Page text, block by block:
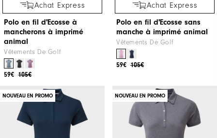
Achat Express
Polo en fil d'Ecosse à
mancherons à imprimé
animal
Vêtements De Golf
105€
59€
Achat Express
Polo en fil d'Ecosse sans
manche à imprimé animal
Vêtements De Golf
105€
59€
NOUVEAU EN PROMO NOUVEAU EN PROMO